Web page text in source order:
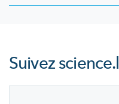
Suivez